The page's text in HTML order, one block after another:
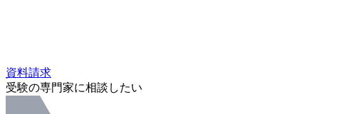
資料請求
受験の専門家に相談したい